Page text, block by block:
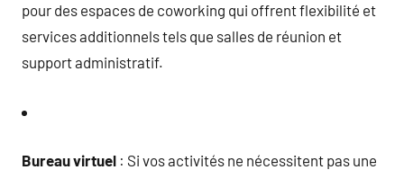
pour des espaces de coworking qui offrent flexibilité et
services additionnels tels que salles de réunion et
support administratif.
Bureau virtuel : Si vos activités ne nécessitent pas une